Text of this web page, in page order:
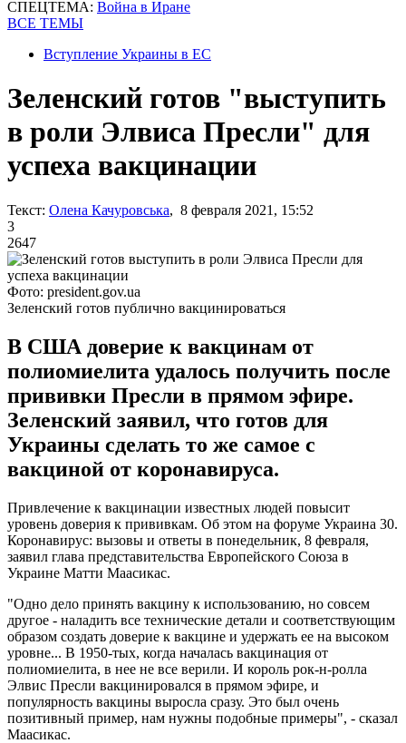
СПЕЦТЕМА: Война в Иране
ВСЕ ТЕМЫ
Вступление Украины в ЕС
Зеленский готов "выступить
в роли Элвиса Пресли" для
успеха вакцинации
Текст: Олена Качуровська, 8 февраля 2021, 15:52
3
2647
Фото: president.gov.ua
Зеленский готов публично вакцинироваться
В США доверие к вакцинам от
полиомиелита удалось получить после
прививки Пресли в прямом эфире.
Зеленский заявил, что готов для
Украины сделать то же самое с
вакциной от коронавируса.
Привлечение к вакцинации известных людей повысит
уровень доверия к прививкам. Об этом на форуме Украина 30.
Коронавирус: вызовы и ответы в понедельник, 8 февраля,
заявил глава представительства Европейского Союза в
Украине Матти Маасикас.
"Одно дело принять вакцину к использованию, но совсем
другое - наладить все технические детали и соответствующим
образом создать доверие к вакцине и удержать ее на высоком
уровне... В 1950-тых, когда началась вакцинация от
полиомиелита, в нее не все верили. И король рок-н-ролла
Элвис Пресли вакцинировался в прямом эфире, и
популярность вакцины выросла сразу. Это был очень
позитивный пример, нам нужны подобные примеры", - сказал
Маасикас.